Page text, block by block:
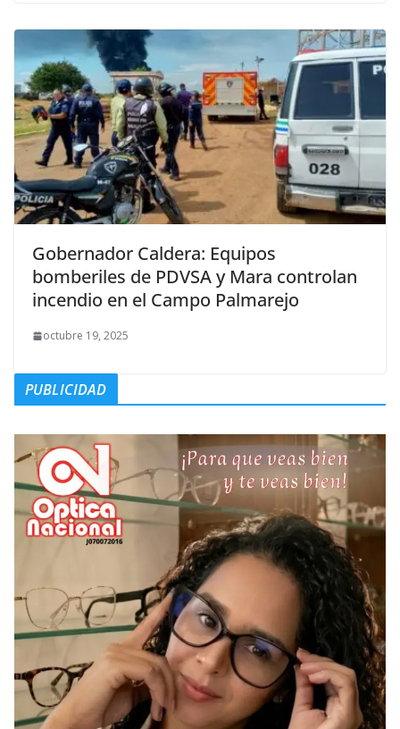
Gobernador Caldera: Equipos
bomberiles de PDVSA y Mara controlan
incendio en el Campo Palmarejo
octubre 19, 2025
PUBLICIDAD